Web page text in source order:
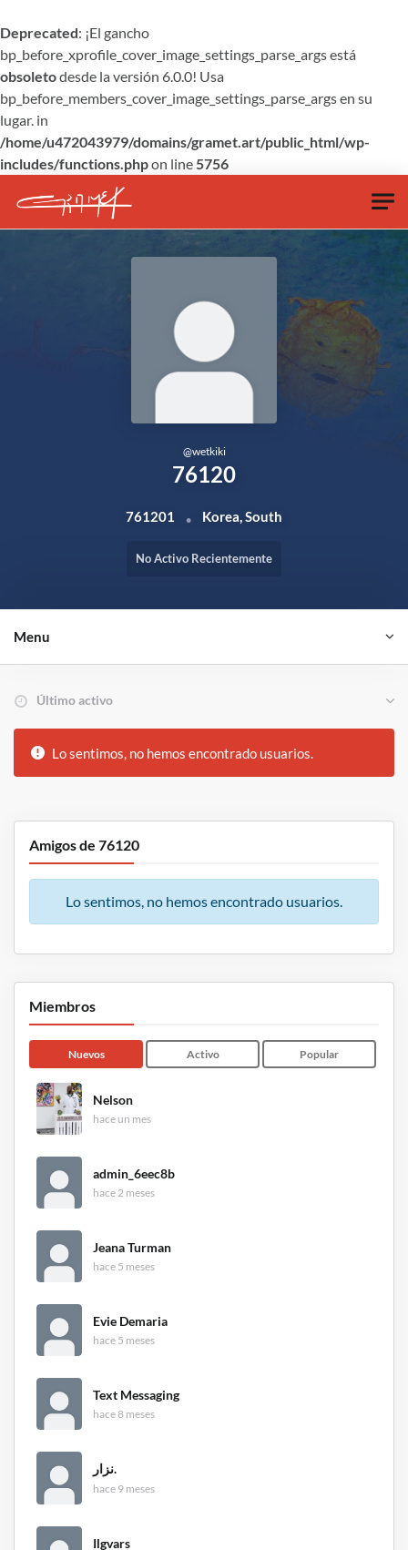
Deprecated: ¡El gancho
bp_before_xprofile_cover_image_settings_parse_args está
obsoletodesde la versión 6.0.0! Usa
bp_before_members_cover_image_settings_parse_args en su
lugar. in
/home/u472043979/domains/gramet.art/public_html/wp-
includes/functions.phpon line5756
Skip to main content
@wetkiki
76120
761201 Korea, South
No Activo Recientemente
Menu
Amigos
Lo sentimos, no hemos encontrado usuarios.
Amigos de 76120
Lo sentimos, no hemos encontrado usuarios.
Miembros
Nuevos Activo Popular
Nelson
hace un mes
admin_6eec8b
hace 2 meses
Jeana Turman
hace 5 meses
Evie Demaria
hace 5 meses
Text Messaging
hace 8 meses
نزار.
hace 9 meses
Ilgvars